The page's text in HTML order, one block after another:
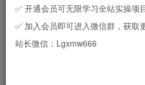
项目定位：围绕小红书平台的男
账号定位、内容生产与私域承接
续优化的实操变现型项目方向。
✅ 开通会员可无限学习全站实操项
✅ 加入会员即可进入微信群，获取
站长微信：Lgxmw666